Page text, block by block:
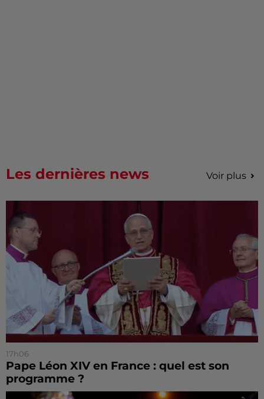
Les dernières news Voir plus
17h06
Pape Léon XIV en France : quel est son
programme ?